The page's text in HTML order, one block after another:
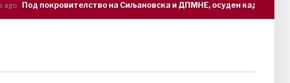
Под покровителство на Сиљановска и ДПМНЕ, осуден кадар доби